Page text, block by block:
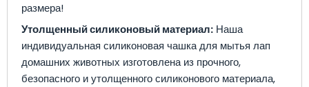
размера!
Утолщенный силиконовый материал: Наша
индивидуальная силиконовая чашка для мытья лап
домашних животных изготовлена из прочного,
безопасного и утолщенного силиконового материала,